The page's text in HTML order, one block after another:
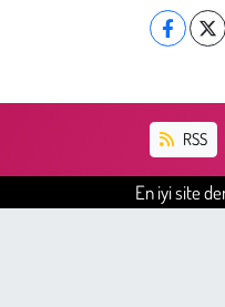
RSS
En iyi site